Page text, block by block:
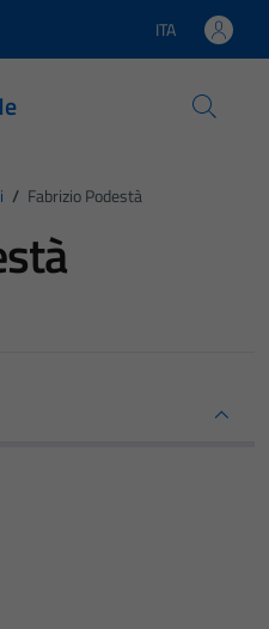
Lingua attiva:
ITA
/ Fabrizio Podestà